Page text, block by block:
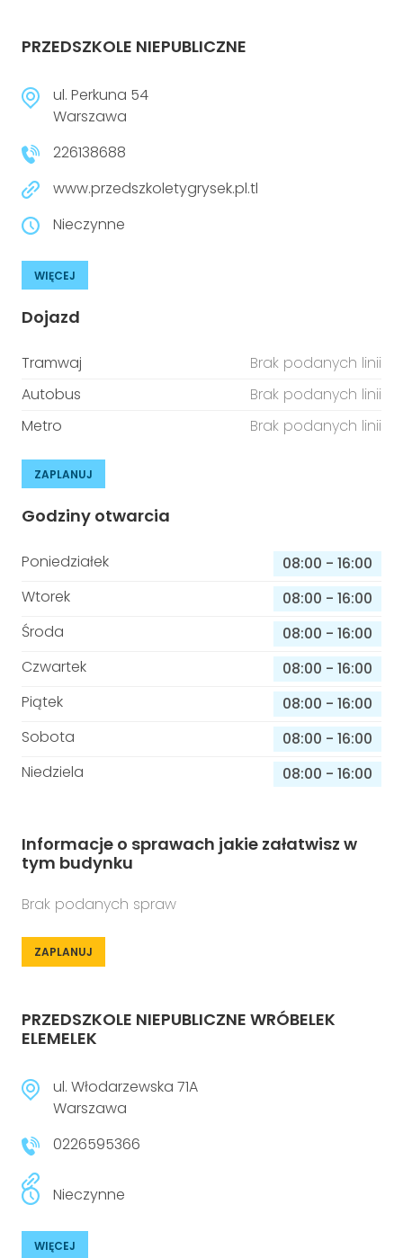
PRZEDSZKOLE NIEPUBLICZNE
ul. Perkuna 54
Warszawa
226138688
www.przedszkoletygrysek.pl.tl
Nieczynne
WIĘCEJ
Dojazd
Tramwaj
Brak podanych linii
Autobus
Brak podanych linii
Metro
Brak podanych linii
ZAPLANUJ
Godziny otwarcia
Poniedziałek 08:00 - 16:00
Wtorek
08:00 - 16:00
Środa
08:00 - 16:00
Czwartek
08:00 - 16:00
Piątek
08:00 - 16:00
Sobota
08:00 - 16:00
Niedziela
08:00 - 16:00
Informacje o sprawach jakie załatwisz w
tym budynku
Brak podanych spraw
ZAPLANUJ
PRZEDSZKOLE NIEPUBLICZNE WRÓBELEK
ELEMELEK
ul. Włodarzewska 71A
Warszawa
0226595366
Nieczynne
WIĘCEJ